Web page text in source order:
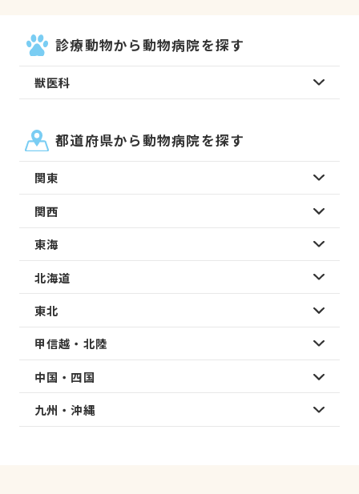
診療動物から動物病院を探す
獣医科
都道府県から動物病院を探す
関東
関西
東海
北海道
東北
甲信越・北陸
中国・四国
九州・沖縄